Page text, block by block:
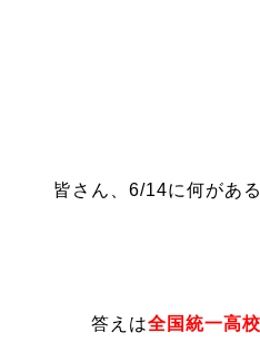
皆さん、6/14に何があ
答えは全国統一高